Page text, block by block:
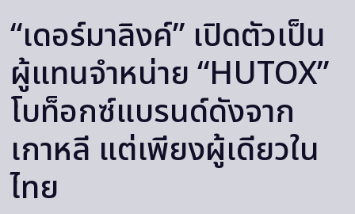
“เดอร์มาลิงค์” เปิดตัวเป็น
ผู้แทนจำหน่าย “HUTOX”
โบท็อกซ์แบรนด์ดังจาก
เกาหลี แต่เพียงผู้เดียวใน
ไทย